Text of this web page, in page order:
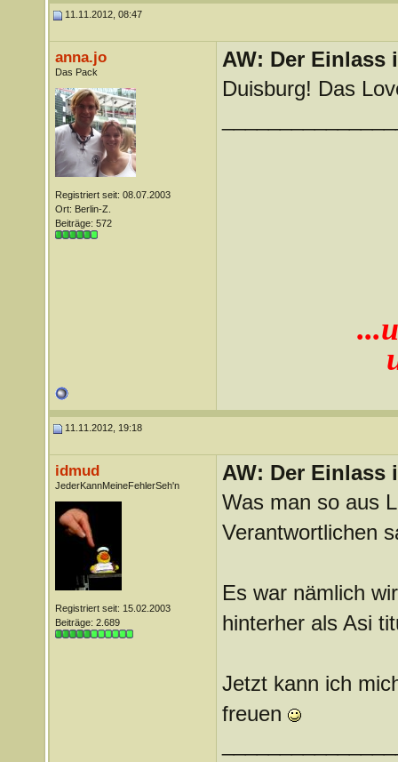
11.11.2012, 08:47
anna.jo
Das Pack
Registriert seit: 08.07.2003
Ort: Berlin-Z.
Beiträge: 572
AW: Der Einlass
Duisburg! Das
11.11.2012, 19:18
idmud
JederKannMeineFehlerSeh'n
Registriert seit: 15.02.2003
Beiträge: 2.689
AW: Der Einlass
Was man so aus
Verantwortlichen
Es war nämlich
hinterher als Asi
Jetzt kann ich
freuen